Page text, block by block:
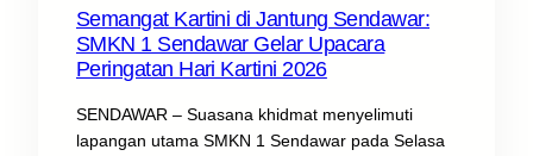
Semangat Kartini di Jantung Sendawar:
SMKN 1 Sendawar Gelar Upacara
Peringatan Hari Kartini 2026
SENDAWAR – Suasana khidmat menyelimuti
lapangan utama SMKN 1 Sendawar pada Selasa